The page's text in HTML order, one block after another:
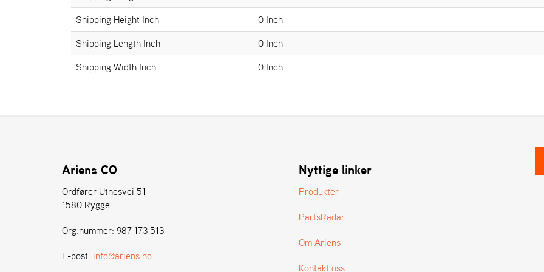
Shipping Height Inch
0 Inch
Shipping Length Inch
0 Inch
Shipping Width Inch
0 Inch
Ariens CO
Ordfører Utnesvei 51
1580 Rygge
Org.nummer: 987 173 513
E-post: info@ariens.no
Nyttige linker
Produkter
PartsRadar
Om Ariens
Kontakt oss